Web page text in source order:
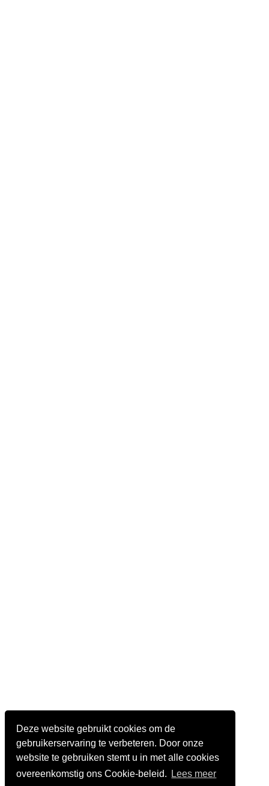
Deze website gebruikt cookies om de
gebruikerservaring te verbeteren. Door onze
website te gebruiken stemt u in met alle cookies
overeenkomstig ons Cookie-beleid.
Lees meer